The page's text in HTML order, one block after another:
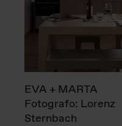
EVA + MARTA
Fotografo: Lorenz
Sternbach